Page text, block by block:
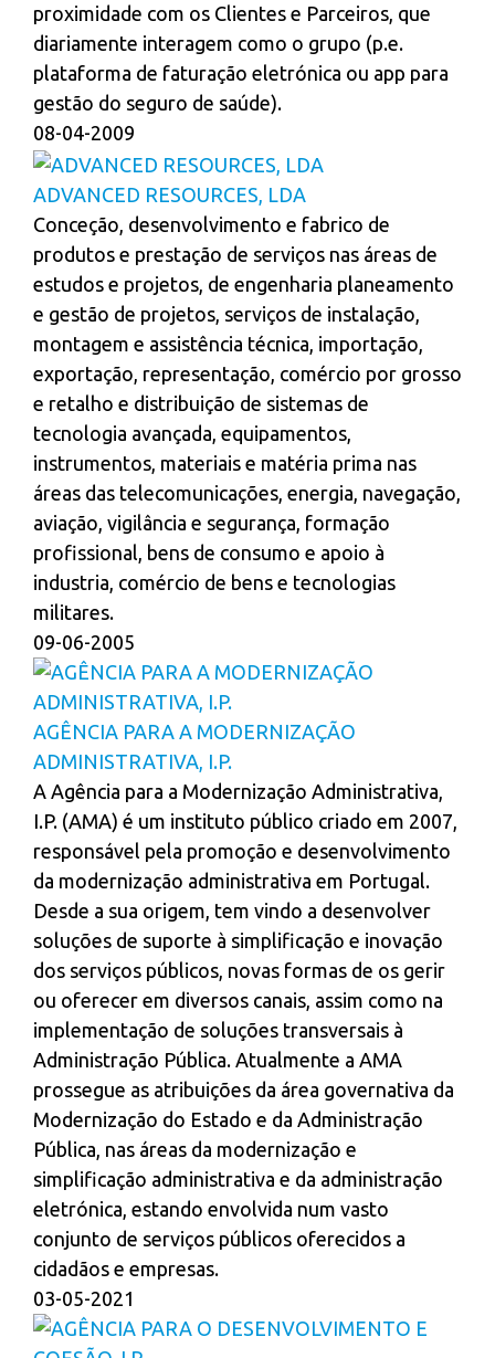
proximidade com os Clientes e Parceiros, que
diariamente interagem como o grupo (p.e.
plataforma de faturação eletrónica ou app para
gestão do seguro de saúde).
08-04-2009
ADVANCED RESOURCES, LDA
Conceção, desenvolvimento e fabrico de
produtos e prestação de serviços nas áreas de
estudos e projetos, de engenharia planeamento
e gestão de projetos, serviços de instalação,
montagem e assistência técnica, importação,
exportação, representação, comércio por grosso
e retalho e distribuição de sistemas de
tecnologia avançada, equipamentos,
instrumentos, materiais e matéria prima nas
áreas das telecomunicações, energia, navegação,
aviação, vigilância e segurança, formação
profissional, bens de consumo e apoio à
industria, comércio de bens e tecnologias
militares.
09-06-2005
AGÊNCIA PARA A MODERNIZAÇÃO
ADMINISTRATIVA, I.P.
A Agência para a Modernização Administrativa,
I.P. (AMA) é um instituto público criado em 2007,
responsável pela promoção e desenvolvimento
da modernização administrativa em Portugal.
Desde a sua origem, tem vindo a desenvolver
soluções de suporte à simplificação e inovação
dos serviços públicos, novas formas de os gerir
ou oferecer em diversos canais, assim como na
implementação de soluções transversais à
Administração Pública. Atualmente a AMA
prossegue as atribuições da área governativa da
Modernização do Estado e da Administração
Pública, nas áreas da modernização e
simplificação administrativa e da administração
eletrónica, estando envolvida num vasto
conjunto de serviços públicos oferecidos a
cidadãos e empresas.
03-05-2021